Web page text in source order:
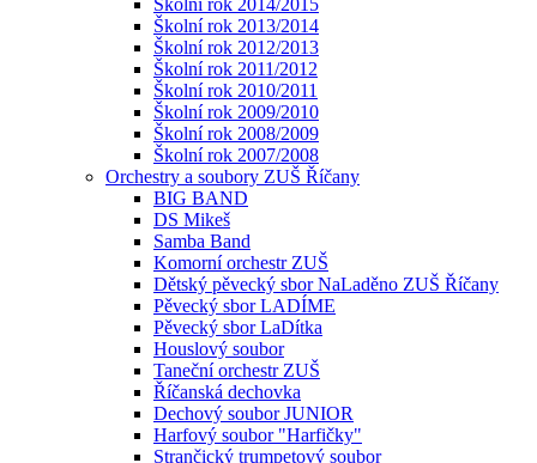
Školní rok 2014/2015
Školní rok 2013/2014
Školní rok 2012/2013
Školní rok 2011/2012
Školní rok 2010/2011
Školní rok 2009/2010
Školní rok 2008/2009
Školní rok 2007/2008
Orchestry a soubory ZUŠ Říčany
BIG BAND
DS Mikeš
Samba Band
Komorní orchestr ZUŠ
Dětský pěvecký sbor NaLaděno ZUŠ Říčany
Pěvecký sbor LADÍME
Pěvecký sbor LaDítka
Houslový soubor
Taneční orchestr ZUŠ
Říčanská dechovka
Dechový soubor JUNIOR
Harfový soubor "Harfičky"
Strančický trumpetový soubor